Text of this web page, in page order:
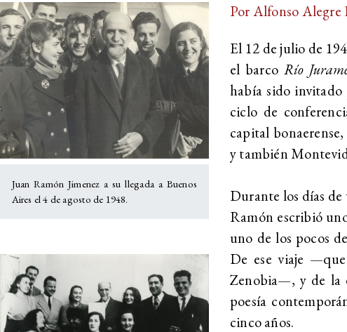
Juan Ramón Jimenez a su llegada a Buenos
Aires el 4 de agosto de 1948.
Por Alfonso Alegre
El 12 de julio de
el barco Río
había sido
ciclo de
capital
y también
Durante los días de
Ramón escribió
uno de los pocos
De ese viaje
Zenobia—, y de la
poesía
cinco años.